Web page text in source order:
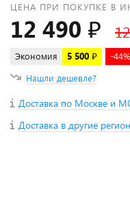
ЦЕНА ПРИ ПОКУПКЕ В
12 490 ₽
Экономия 5 500 ₽
-44%
Нашли дешевле?
Доставка по Москве и
Доставка в другие